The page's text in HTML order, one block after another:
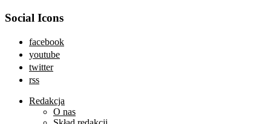
Social Icons
facebook
youtube
twitter
rss
Redakcja
O nas